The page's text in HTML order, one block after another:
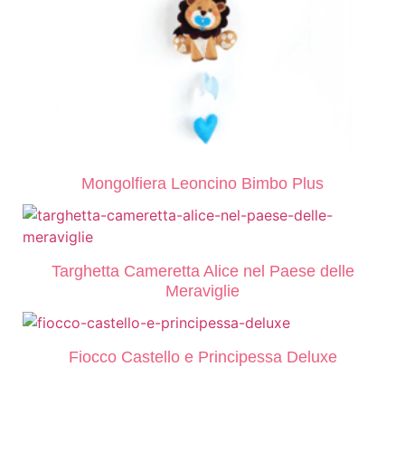
Mongolfiera Leoncino Bimbo Plus
Targhetta Cameretta Alice nel Paese delle
Meraviglie
Fiocco Castello e Principessa Deluxe